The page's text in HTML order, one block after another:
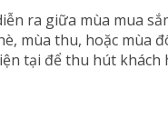
ra giữa mùa mua
mùa thu, hoặc mùa
tại để thu hút khách